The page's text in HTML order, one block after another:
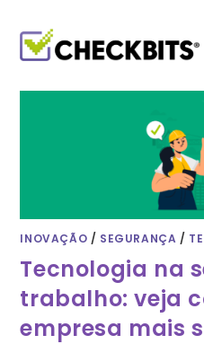
conteúdo
INOVAÇÃO / SEGURANÇA /
Tecnologia na
trabalho: veja
empresa mais